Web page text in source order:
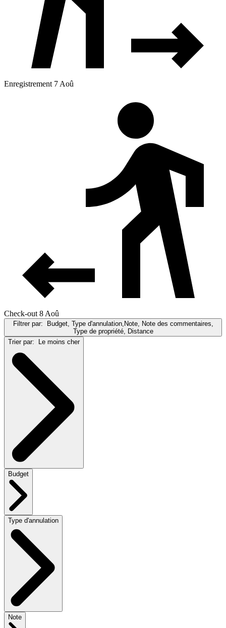
Enregistrement 7 Aoû
Check-out 8 Aoû
Filtrer par:
Budget, Type d'annulation,Note, Note des commentaires,
Type de propriété, Distance
Trier par:
Le moins cher
Budget
Type d'annulation
Note